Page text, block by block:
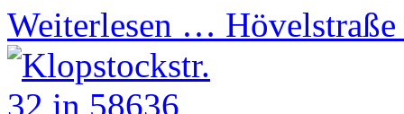
Weiterlesen …